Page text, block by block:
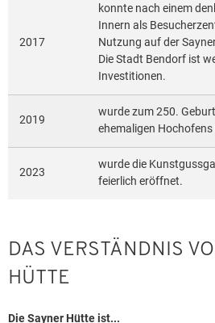
2017
konnte nach einem
Innern als
Nutzung auf der
Die Stadt Bendorf ist
Investitionen.
2019
wurde zum 250.
ehemaligen
2023
wurde die
feierlich eröffnet.
DAS VERSTÄNDNIS
HÜTTE
Die Sayner Hütte ist...